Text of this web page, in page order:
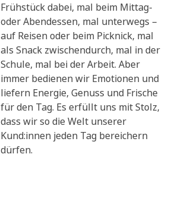
Frühstück dabei, mal beim Mittag-
oder Abendessen, mal unterwegs –
auf Reisen oder beim Picknick, mal
als Snack zwischendurch, mal in der
Schule, mal bei der Arbeit. Aber
immer bedienen wir Emotionen und
liefern Energie, Genuss und Frische
für den Tag. Es erfüllt uns mit Stolz,
dass wir so die Welt unserer
Kund:innen jeden Tag bereichern
dürfen.